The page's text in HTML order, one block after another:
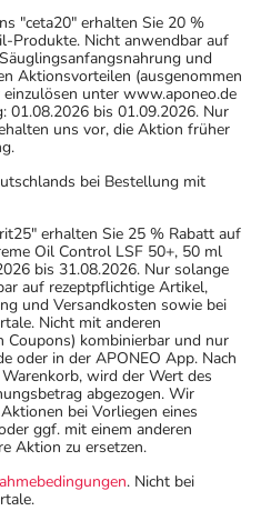
"ceta20" erhalten Sie 20 %
Produkte. Nicht anwendbar auf
und
Aktionsvorteilen (ausgenommen
unter www.aponeo.de
01.08.2026 bis 01.09.2026. Nur
uns vor, die Aktion früher
bei Bestellung mit
erhalten Sie 25 % Rabatt auf
Oil Control LSF 50+, 50 ml
bis 31.08.2026. Nur solange
auf rezeptpflichtige Artikel,
und Versandkosten sowie bei
Nicht mit anderen
kombinierbar und nur
oder in der APONEO App. Nach
wird der Wert des
abgezogen. Wir
bei Vorliegen eines
ggf. mit einem anderen
Aktion zu ersetzen.
. Nicht bei